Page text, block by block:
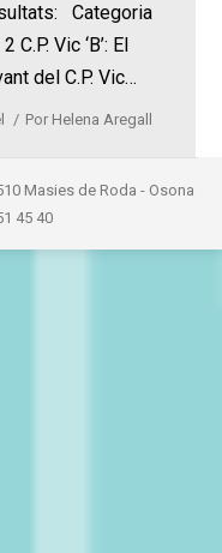
Categoria
C.P. Vic ‘B’: El
del C.P. Vic…
Por Helena Aregall
Masies de Roda - Osona
45 40